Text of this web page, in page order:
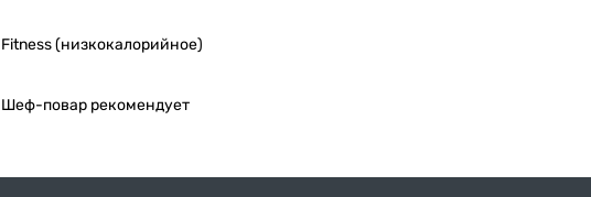
Fitness (низкокалорийное)
Шеф-повар рекомендует